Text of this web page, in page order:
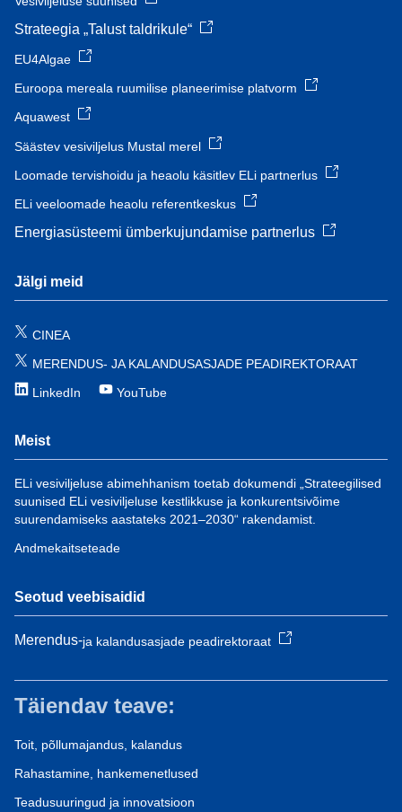
Strateegia „Talust taldrikule“
EU4Algae
Euroopa mereala ruumilise planeerimise platvorm
Aquawest
Säästev vesiviljelus Mustal merel
Loomade tervishoidu ja heaolu käsitlev ELi partnerlus
ELi veeloomade heaolu referentkeskus
Energiasüsteemi ümberkujundamise partnerlus
Jälgi meid
CINEA
MERENDUS- JA KALANDUSASJADE PEADIREKTORAAT
LinkedIn YouTube
Meist
ELi vesiviljeluse abimehhanism toetab dokumendi „Strateegilised
suunised ELi vesiviljeluse kestlikkuse ja konkurentsivõime
suurendamiseks aastateks 2021–2030“ rakendamist.
Andmekaitseteade
Seotud veebisaidid
Merendus-ja kalandusasjade peadirektoraat
Täiendav teave:
Toit, põllumajandus, kalandus
Rahastamine, hankemenetlused
Teadusuuringud ja innovatsioon